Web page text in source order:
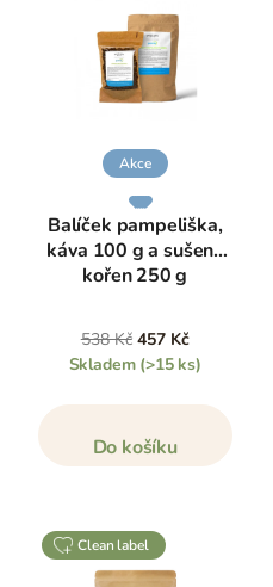
Akce
Balíček pampeliška,
káva 100 g a sušený
kořen 250 g
538 Kč 457 Kč
Skladem (>15 ks)
Do košíku
clean label